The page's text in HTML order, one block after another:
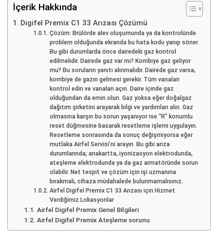
İçerik Hakkında
Digifel Premix C1 33 Arızası Çözümü
Çözüm: Brülörde alev oluşumunda ya da kontrolünde
problem olduğunda ekranda bu hata kodu yanıp söner.
Bu gibi durumlarda önce dairedeki gaz kontrol
edilmelidir. Dairede gaz var mı? Kombiye gaz geliyor
mu? Bu soruların yanıtı alınmalıdır. Dairede gaz varsa,
kombiye de gazın gelmesi gerekir. Tüm vanaları
kontrol edin ve vanaları açın. Daire içinde gaz
olduğundan da emin olun. Gaz yoksa eğer doğalgaz
dağıtım şirketini arayarak bilgi ve yardımları alın. Gaz
olmasına karşın bu sorun yaşanıyor ise “R” konumlu
reset düğmesine basarak resetleme işlemi uygulayın.
Resetleme sonrasında da sonuç değişmiyorsa eğer
mutlaka Airfel Servisi’ni arayın. Bu gibi arıza
durumlarında; anakartta, iyonizasyon elektrodunda,
ateşleme elektrodunda ya da gaz armatöründe sorun
olabilir. Net tespit ve çözüm için işi uzmanına
bırakmalı, cihaza müdahalede bulunmamalısınız.
Airfel Digifel Premix C1 33 Arızası için Hizmet
Verdiğimiz Lokasyonlar
Airfel Digifel Premix Genel Bilgileri
Airfel Digifel Premix Ateşleme sorunu